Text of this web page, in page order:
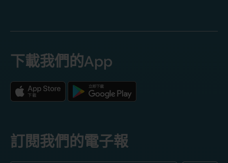
下載我們的App
訂閱我們的電子報